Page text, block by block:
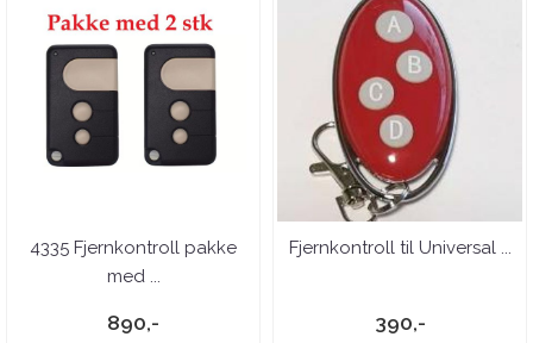
4335 Fjernkontroll pakke
med ...
890,-
Fjernkontroll til Universal ...
390,-